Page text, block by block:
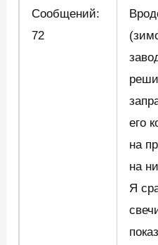
Сообщений:
72
его
на
на
Я